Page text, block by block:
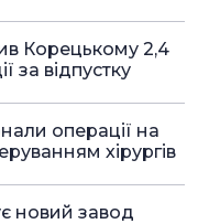
Корецькому 2,4
за відпустку
операції на
хірургів
новий завод